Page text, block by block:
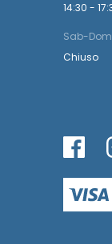
14:30 -
Sab-
Chiuso